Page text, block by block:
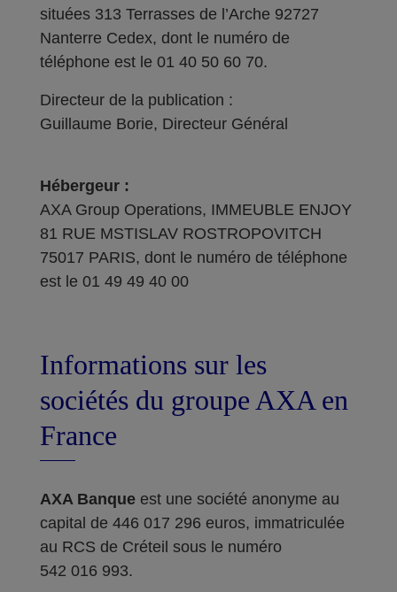
situées 313 Terrasses de l’Arche 92727
Nanterre Cedex, dont le numéro de
téléphone est le 01 40 50 60 70.
Directeur de la publication :
Guillaume Borie, Directeur Général
Hébergeur :
AXA Group Operations, IMMEUBLE ENJOY
81 RUE MSTISLAV ROSTROPOVITCH
75017 PARIS, dont le numéro de téléphone
est le 01 49 49 40 00
Informations sur les
sociétés du groupe AXA en
France
AXA Banque est une société anonyme au
capital de 446 017 296 euros, immatriculée
au RCS de Créteil sous le numéro
542 016 993.